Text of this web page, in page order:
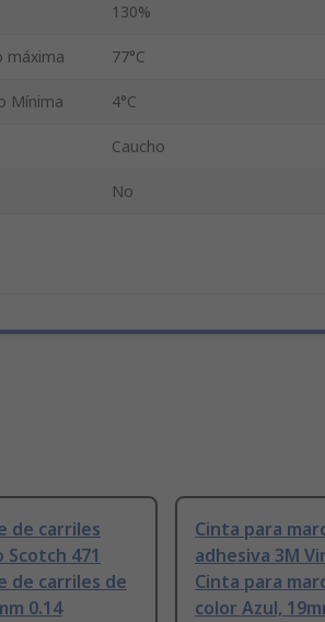
130%
máxima 77°C
Mínima 4°C
Caucho
No
de carriles
Scotch 471
de carriles de
0.14
Cinta para
adhesiva 3M
Cinta para
color Azul,